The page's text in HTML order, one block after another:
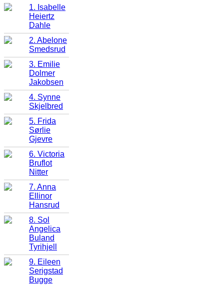
1. Isabelle
Heiertz
Dahle
2. Abelone
Smedsrud
3. Emilie
Dolmer
Jakobsen
4. Synne
Skjelbred
5. Frida
Sørlie
Gjevre
6. Victoria
Bruflot
Nitter
7. Anna
Ellinor
Hansrud
8. Sol
Angelica
Buland
Tyrihjell
9. Eileen
Serigstad
Bugge